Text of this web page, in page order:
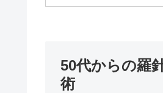
50代からの羅
術